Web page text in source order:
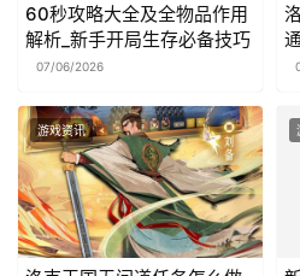
60秒攻略大全及全物品作用
解析_新手开局生存必备技巧
07/06/2026
游戏资讯